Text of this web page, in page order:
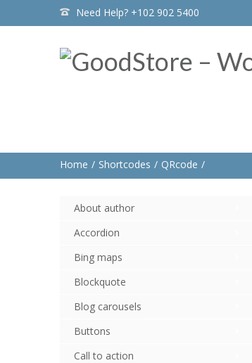
Need Help? +102 902 5400
Home Shortcodes QRcode
About author
Accordion
Bing maps
Blockquote
Blog carousels
Buttons
Call to action